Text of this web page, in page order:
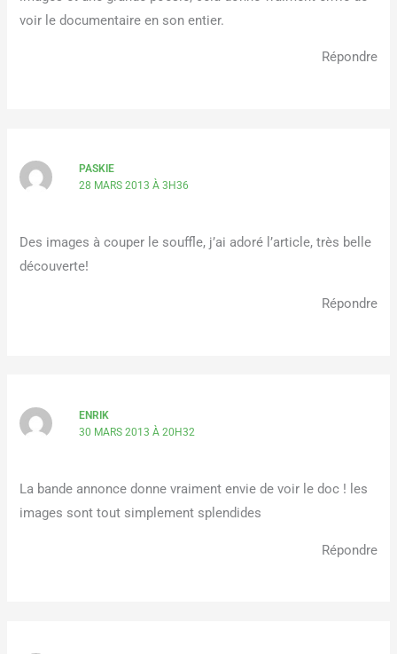
voir le documentaire en son entier.
Répondre
PASKIE
28 MARS 2013 À 3H36
Des images à couper le souffle, j’ai adoré l’article, très belle
découverte!
Répondre
ENRIK
30 MARS 2013 À 20H32
La bande annonce donne vraiment envie de voir le doc ! les
images sont tout simplement splendides
Répondre